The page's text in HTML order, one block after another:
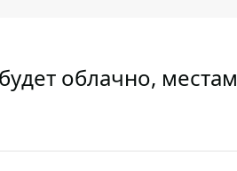
облачно,